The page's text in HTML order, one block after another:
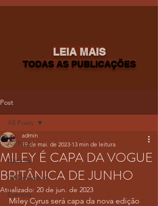
LEIA MAIS
TODAS AS PUBLICAÇÕES
Post
All Posts
Notícias
Fã-Destaque
Eventos
All Posts
MILEY É CAPA DA VOGUE
BRITÂNICA DE JUNHO
admin
19 de mai. de 2023 13 min de leitura
Atualizado: 20 de jun. de 2023
Miley Cyrus será capa da nova edição